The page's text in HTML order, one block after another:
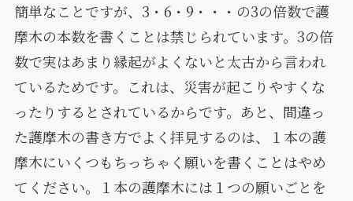
簡単なことですが、3・6・9・・・の3の倍数で護
摩木の本数を書くことは禁じられています。3の倍
数で実はあまり縁起がよくないと太古から言われ
ているためです。これは、災害が起こりやすくな
ったりするとされているからです。あと、間違っ
た護摩木の書き方でよく拝見するのは、１本の護
摩木にいくつもちっちゃく願いを書くことはやめ
てください。１本の護摩木には１つの願いごとを